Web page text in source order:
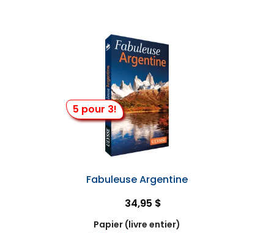
5 pour 3!
Fabuleuse Argentine
34,95 $
Papier (livre entier)